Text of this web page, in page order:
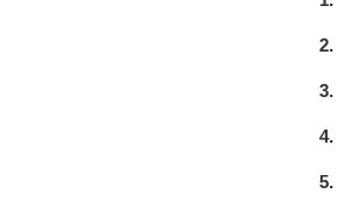
2.
3.
4.
5.